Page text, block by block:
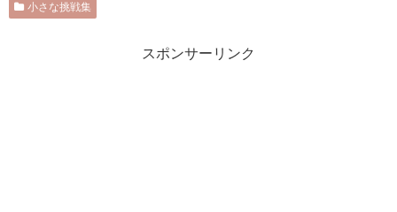
小さな挑戦集
スポンサーリンク